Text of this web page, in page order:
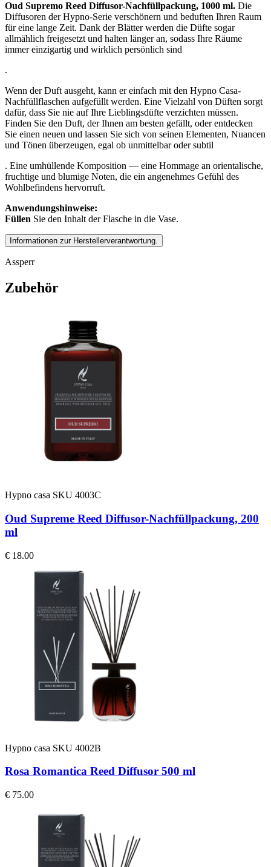
Oud Supremo Reed Diffusor-Nachfüllpackung, 1000 ml. Die
Diffusoren der Hypno-Serie verschönern und beduften Ihren Raum
für eine lange Zeit. Dank der Blätter werden die Düfte sogar
allmählich freigesetzt und halten länger an, sodass Ihre Räume
immer einzigartig und wirklich persönlich sind
.
Wenn der Duft ausgeht, kann er einfach mit den Hypno Casa-
Nachfüllflaschen aufgefüllt werden. Eine Vielzahl von Düften sorgt
dafür, dass Sie nie auf Ihre Lieblingsdüfte verzichten müssen.
Finden Sie den Duft, der Ihnen am besten gefällt, oder entdecken
Sie einen neuen und lassen Sie sich von seinen Elementen, Nuancen
und Tönen überzeugen, egal ob unmittelbar oder subtil
. Eine umhüllende Komposition — eine Hommage an orientalische,
fruchtige und blumige Noten, die ein angenehmes Gefühl des
Wohlbefindens hervorruft.
Anwendungshinweise:
Füllen Sie den Inhalt der Flasche in die Vase.
Informationen zur Herstellerverantwortung.
Assperr
Zubehör
Hypno casa SKU 4003C
Oud Supreme Reed Diffusor-Nachfüllpackung, 200
ml
€ 18.00
Hypno casa SKU 4002B
Rosa Romantica Reed Diffusor 500 ml
€ 75.00